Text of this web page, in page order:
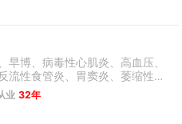
早博、病毒性心肌炎、高血压、
流性食管炎、胃窦炎、萎缩性胃
性消化不良、亚健康、疲劳综合
管、呼吸系统疾病，肿瘤病变的
均有相当的临床经验。
业 32年